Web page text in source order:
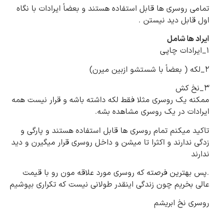
تمامی روسری ها قابل استفاده هستند و بعضاً ایرادات با نگاه
اول قابل دید نیستن .
ایراد ها شامل
۱_ایرادات چاپی
۲_لکه ( بعضاً با شستشو ازبین میرن)
۳_نخ کش
ممکنه یک روسری مثلا فقط لکه داشته باشه و قرار نیست همه
ایرادات در یک روسری مشاهده بشه.
تاکید میکنم تمام روسری ها قابل استفاده هستند و پارگی و
زدگی ندارند و اکثرا تا میشن و داخل روسری قرار میگیرن و دید
ندارند
.پس بهترین فرصته که روسری مورد علاقه مون رو با قیمت
عالی بخریم چون زندگی اینقدر طولانی نیست که تکراری بپوشیم
روسری نخ ابریشم